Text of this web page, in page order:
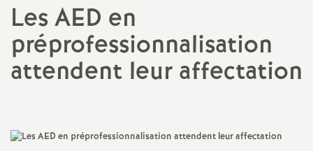
t
N
LesAED en
préprofessionnalisation
attendent leur affectation